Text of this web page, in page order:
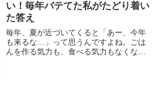
い！毎年バテてた私がたどり着い
た答え
毎年、夏が近づいてくると「あー、今年
も来るな…」って思うんですよね。ごは
んを作る気力も、食べる気力もなくな